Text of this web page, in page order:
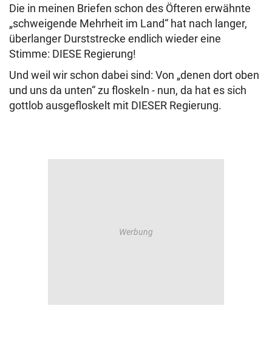
Die in meinen Briefen schon des Öfteren erwähnte
„schweigende Mehrheit im Land“ hat nach langer,
überlanger Durststrecke endlich wieder eine
Stimme: DIESE Regierung!
Und weil wir schon dabei sind: Von „denen dort oben
und uns da unten“ zu floskeln - nun, da hat es sich
gottlob ausgefloskelt mit DIESER Regierung.